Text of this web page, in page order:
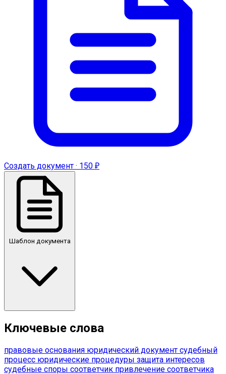
Создать документ · 150 ₽
Шаблон документа
Ключевые слова
правовые основания юридический документ судебный
процесс юридические процедуры защита интересов
судебные споры соответчик привлечение соответчика